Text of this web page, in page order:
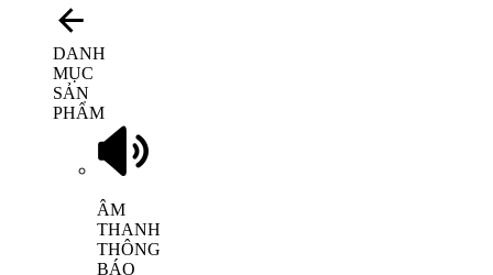
DANH
MỤC
SẢN
PHẨM
ÂM
THANH
THÔNG
BÁO